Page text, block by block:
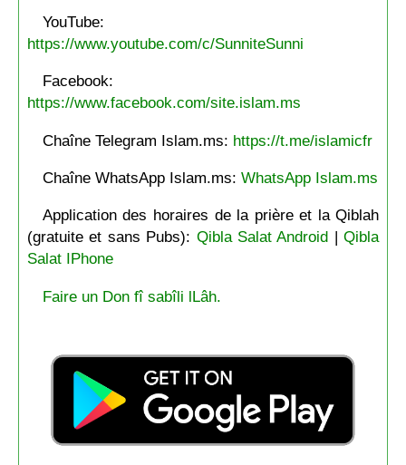
YouTube:
https://www.youtube.com/c/SunniteSunni
Facebook:
https://www.facebook.com/site.islam.ms
Chaîne Telegram Islam.ms: https://t.me/islamicfr
Chaîne WhatsApp Islam.ms: WhatsApp Islam.ms
Application des horaires de la prière et la Qiblah
(gratuite et sans Pubs): Qibla Salat Android |Qibla
Salat IPhone
Faire un Don fî sabîli lLâh.